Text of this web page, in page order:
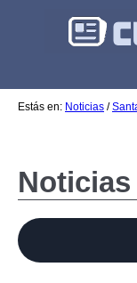
Estás en: Noticias /
Noticias